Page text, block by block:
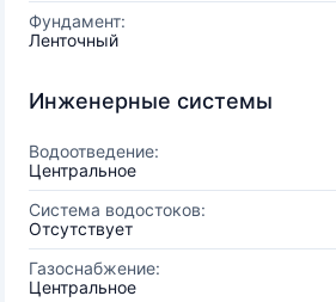
Фундамент:
Ленточный
Инженерные системы
Водоотведение:
Центральное
Система водостоков:
Отсутствует
Газоснабжение:
Центральное